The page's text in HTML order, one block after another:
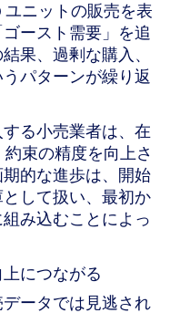
ユニットの販売を表
ースト需要」を追
果、過剰な購入、
パターンが繰り返
る小売業者は、在
約束の精度を向上さ
的な進歩は、開始
して扱い、最初か
み込むことによっ
につながる
ータでは見逃され